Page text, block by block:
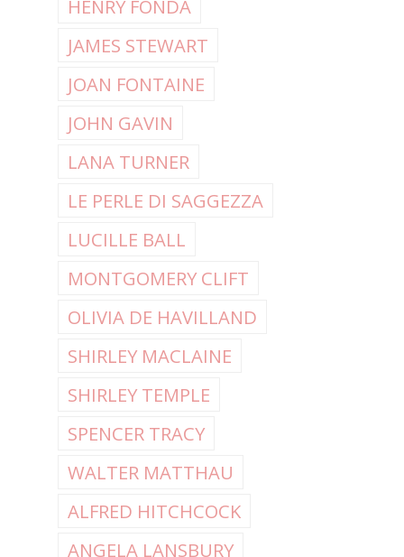
HENRY FONDA
JAMES STEWART
JOAN FONTAINE
JOHN GAVIN
LANA TURNER
LE PERLE DI SAGGEZZA
LUCILLE BALL
MONTGOMERY CLIFT
OLIVIA DE HAVILLAND
SHIRLEY MACLAINE
SHIRLEY TEMPLE
SPENCER TRACY
WALTER MATTHAU
ALFRED HITCHCOCK
ANGELA LANSBURY